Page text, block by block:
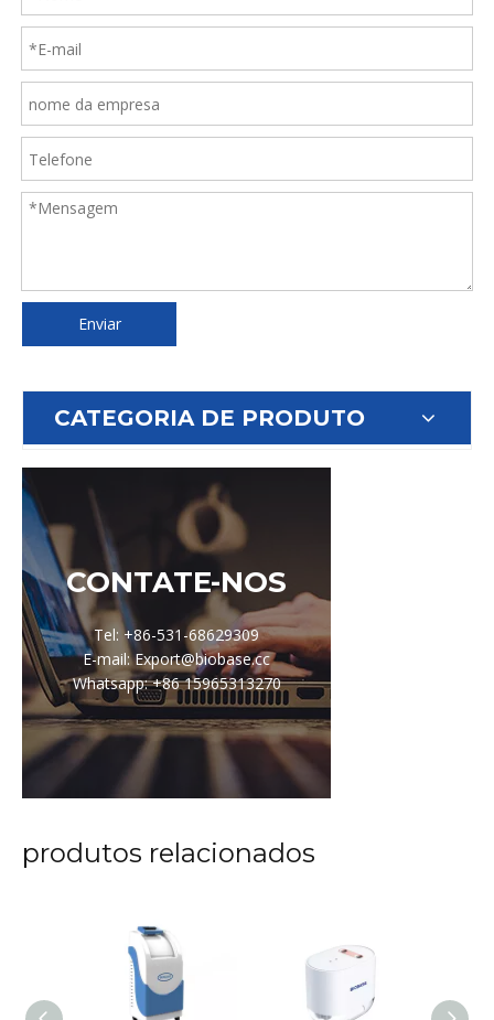
Enviar
CATEGORIA DE PRODUTO
CONTATE-NOS
Tel: +86-531-68629309
E-mail: Export@biobase.cc
Whatsapp: +86 15965313270
produtos relacionados